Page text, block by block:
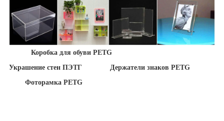
Коробка для обуви PETG
Украшение стен ПЭТГ
Держатели знаков PETG
Фоторамка PETG